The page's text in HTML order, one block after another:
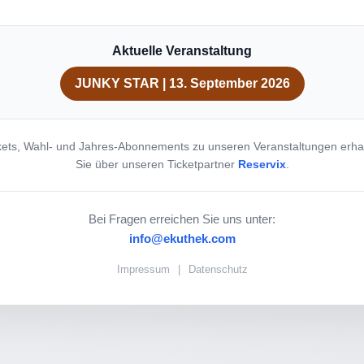
Aktuelle Veranstaltung
JUNKY STAR | 13. September 2026
Wahl- und Jahres-Abonnements zu unseren Veranstaltungen
Sie über unseren Ticketpartner Reservix.
Bei Fragen erreichen Sie uns unter:
info@ekuthek.com
Impressum | Datenschutz